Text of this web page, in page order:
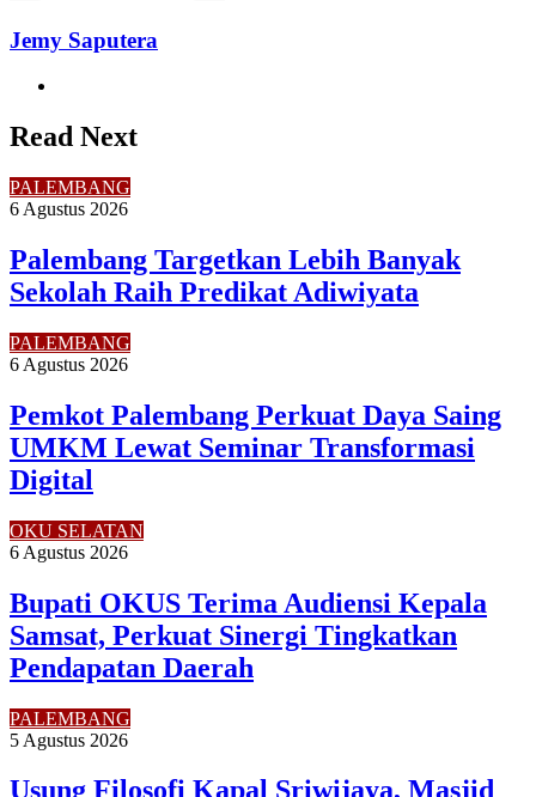
Jemy Saputera
Read Next
PALEMBANG
6 Agustus 2026
Palembang Targetkan Lebih Banyak
Sekolah Raih Predikat Adiwiyata
PALEMBANG
6 Agustus 2026
Pemkot Palembang Perkuat Daya Saing
UMKM Lewat Seminar Transformasi
Digital
OKU SELATAN
6 Agustus 2026
Bupati OKUS Terima Audiensi Kepala
Samsat, Perkuat Sinergi Tingkatkan
Pendapatan Daerah
PALEMBANG
5 Agustus 2026
Usung Filosofi Kapal Sriwijaya, Masjid